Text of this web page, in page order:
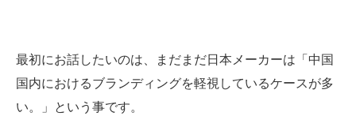
最初にお話したいのは、まだまだ日本メーカーは「中国
国内におけるブランディングを軽視しているケースが多
い。」という事です。